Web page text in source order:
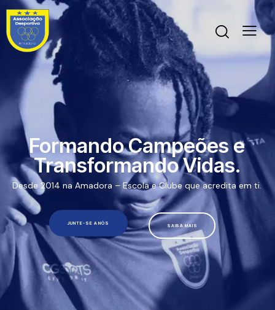
SAIBA MAIS
JUNTE-SE A NÓS
Desde 2014 na Amadora – Escola e Clube que acredita em ti.
Formando Campeões e
Transformando Vidas.